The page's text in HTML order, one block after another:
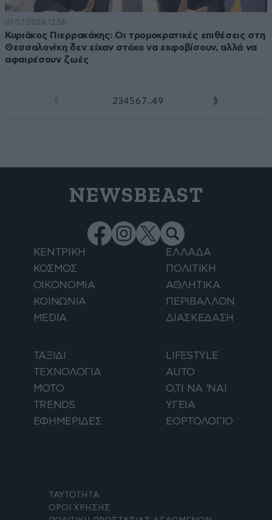
01·07·2026 12:36
Κυριάκος Πιερρακάκης: Οι τρομοκρατικές επιθέσεις στη
Θεσσαλονίκη δεν είχαν στόχο να εκφοβίσουν, αλλά να
αφαιρέσουν ζωές
234 5 6 7...49
NEWSBEAST
ΚΕΝΤΡΙΚΗ
ΕΛΛΑΔΑ
ΚΟΣΜΟΣ
ΠΟΛΙΤΙΚΗ
ΟΙΚΟΝΟΜΙΑ
ΑΘΛΗΤΙΚΑ
ΚΟΙΝΩΝΙΑ
ΠΕΡΙΒΑΛΛΟΝ
MEDIA
ΔΙΑΣΚΕΔΑΣΗ
ΤΑΞΙΔΙ
LIFESTYLE
ΤΕΧΝΟΛΟΓΙΑ
AUTO
ΜΟΤΟ
Ο,ΤΙ ΝΑ 'ΝΑΙ
TRENDS
ΥΓΕΙΑ
ΕΦΗΜΕΡΙΔΕΣ
ΕΟΡΤΟΛΟΓΙΟ
ΤΑΥΤΟΤΗΤΑ
ΟΡΟΙ ΧΡΗΣΗΣ